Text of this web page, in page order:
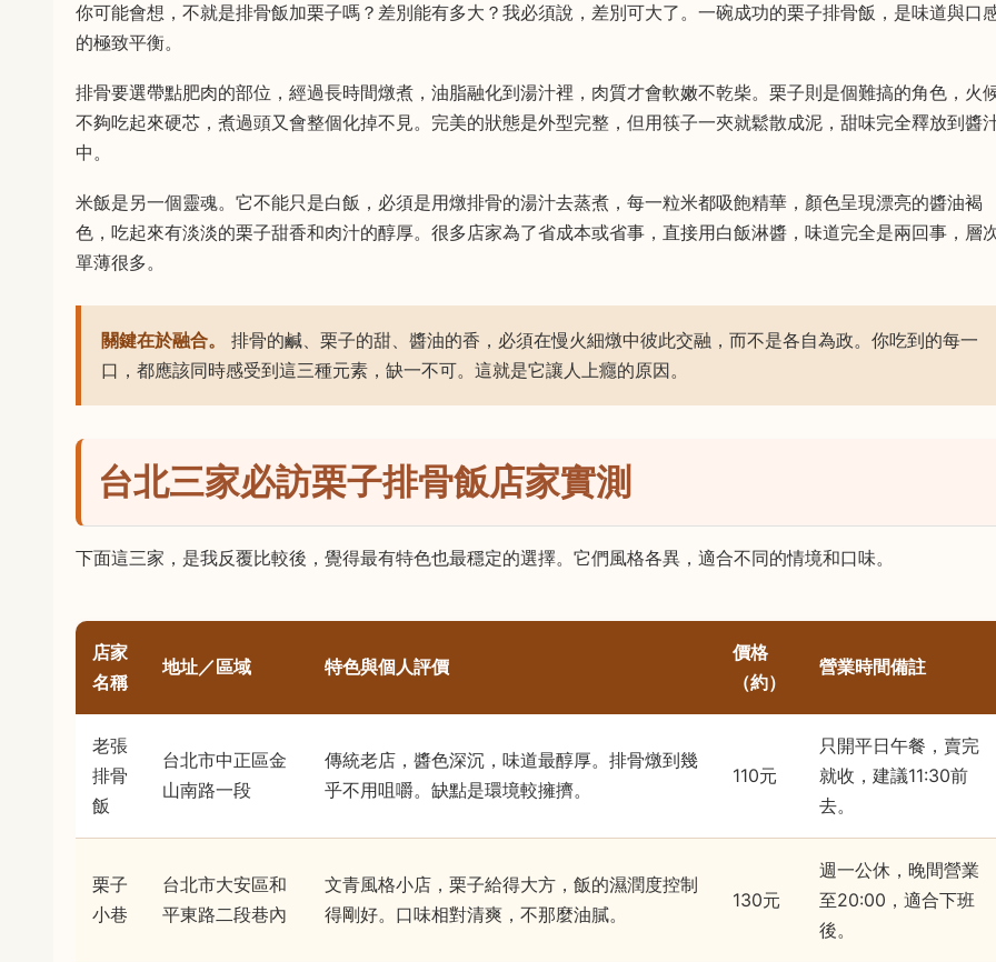
你可能會想，不就是排骨飯加栗子嗎？差別能有多大？我必須說，差別可大了。一碗成功的栗子排骨飯，是味道與口
的極致平衡。
排骨要選帶點肥肉的部位，經過長時間燉煮，油脂融化到湯汁裡，肉質才會軟嫩不乾柴。栗子則是個難搞的角色，火
不夠吃起來硬芯，煮過頭又會整個化掉不見。完美的狀態是外型完整，但用筷子一夾就鬆散成泥，甜味完全釋放到醬
中。
米飯是另一個靈魂。它不能只是白飯，必須是用燉排骨的湯汁去蒸煮，每一粒米都吸飽精華，顏色呈現漂亮的醬油褐
色，吃起來有淡淡的栗子甜香和肉汁的醇厚。很多店家為了省成本或省事，直接用白飯淋醬，味道完全是兩回事，層
單薄很多。
關鍵在於融合。
排骨的鹹、栗子的甜、醬油的香，必須在慢火細燉中彼此交融，而不是各自為政。你吃到的每一
口，都應該同時感受到這三種元素，缺一不可。這就是它讓人上癮的原因。
台北三家必訪栗子排骨飯店家實測
下面這三家，是我反覆比較後，覺得最有特色也最穩定的選擇。它們風格各異，適合不同的情境和口味。
店家
名稱
地址／區域 特色與個人評價
價格
（約）
營業時間備註
老張
排骨
飯
台北市中正區金
山南路一段
傳統老店，醬色深沉，味道最醇厚。排骨燉到幾
乎不用咀嚼。缺點是環境較擁擠。
110元
只開平日午餐，賣完
就收，建議11:30前
去。
栗子
小巷
台北市大安區和
平東路二段巷內
文青風格小店，栗子給得大方，飯的濕潤度控制
得剛好。口味相對清爽，不那麼油膩。
130元
週一公休，晚間營業
至20:00，適合下班
後。